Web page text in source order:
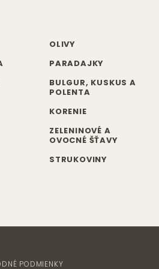
OLIVY
PARADAJKY
BULGUR, KUSKUS A
POLENTA
KORENIE
ZELENINOVÉ A
OVOCNÉ ŠŤAVY
STRUKOVINY
PODMIENKY